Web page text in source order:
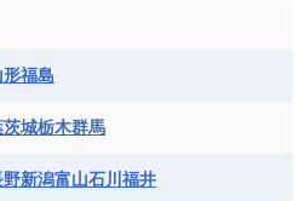
形福島
茨城栃木群馬
野新潟富山石川 福井